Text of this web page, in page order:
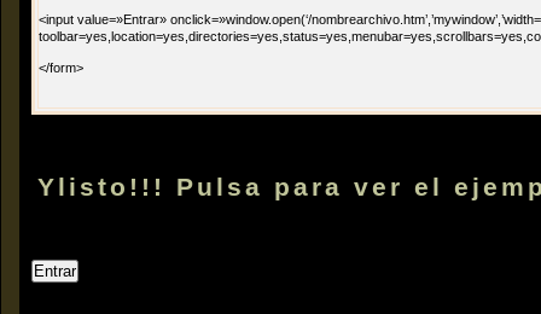
<input value=»Entrar» onclick=»window.open(‘/
</form>
Ylisto!!! Pulsa para ver el